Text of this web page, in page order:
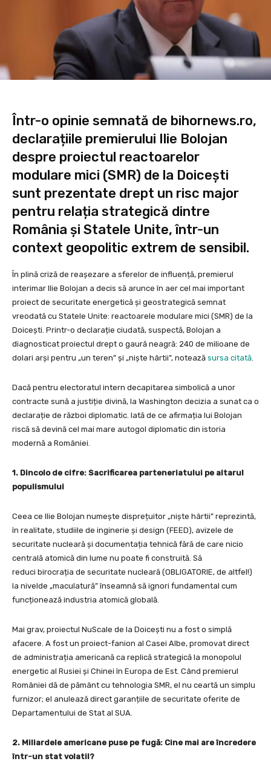
Într-o opinie semnată de bihornews.ro,
declarațiile premierului Ilie Bolojan
despre proiectul reactoarelor
modulare mici (SMR) de la Doicești
sunt prezentate drept un risc major
pentru relația strategică dintre
România și Statele Unite, într-un
context geopolitic extrem de sensibil.
În plină criză de reașezare a sferelor de influență, premierul
interimar Ilie Bolojan a decis să arunce în aer cel mai important
proiect de securitate energetică și geostrategică semnat
vreodată cu Statele Unite: reactoarele modulare mici (SMR) de la
Doicești. Printr-o declarație ciudată, suspectă, Bolojan a
diagnosticat proiectul drept o gaură neagră: 240 de milioane de
dolari arși pentru „un teren” și „niște hârtii”, notează sursa citată.
Dacă pentru electoratul intern decapitarea simbolică a unor
contracte sună a justiție divină, la Washington decizia a sunat ca o
declarație de război diplomatic. Iată de ce afirmația lui Bolojan
riscă să devină cel mai mare autogol diplomatic din istoria
modernă a României.
1. Dincolo de cifre: Sacrificarea parteneriatului pe altarul
populismului
Ceea ce Ilie Bolojan numește disprețuitor „niște hârtii” reprezintă,
în realitate, studiile de inginerie și design (FEED), avizele de
securitate nucleară și documentația tehnică fără de care nicio
centrală atomică din lume nu poate fi construită. Să
reduci birocrația de securitate nucleară (OBLIGATORIE, de altfel!)
la nivelde „maculatură” înseamnă să ignori fundamental cum
funcționează industria atomică globală.
Mai grav, proiectul NuScale de la Doicești nu a fost o simplă
afacere. A fost un proiect-fanion al Casei Albe, promovat direct
de administrația americană ca replică strategică la monopolul
energetic al Rusiei și Chinei în Europa de Est. Când premierul
României dă de pământ cu tehnologia SMR, el nu ceartă un simplu
furnizor; el anulează direct garanțiile de securitate oferite de
Departamentului de Stat al SUA.
2. Miliardele americane puse pe fugă: Cine mai are încredere
într-un stat volatil?